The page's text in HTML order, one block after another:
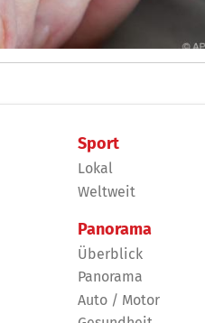
Sport
Lokal
Weltweit
Panorama
Überblick
Panorama
Auto / Motor